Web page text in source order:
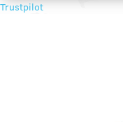
Trustpilot